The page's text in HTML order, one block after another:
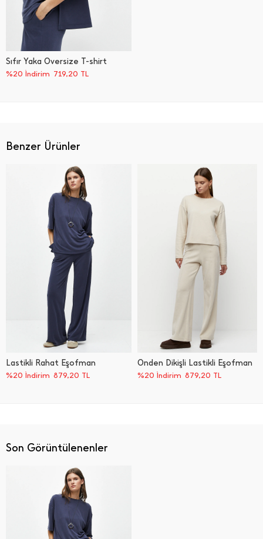
Benzer Ürünler
Lastikli Rahat Eşofman
%20 İndirim 879,20 TL
Önden Dikişli Lastikli Eşofman
%20 İndirim 879,20 TL
Sıfır Yaka Oversize T-shirt
%20 İndirim 719,20 TL
Son Görüntülenenler